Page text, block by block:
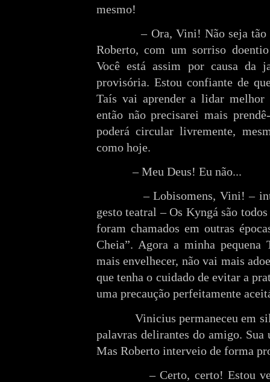
mesmo!
– Ora, Vini! Não seja
Roberto, com um sorriso
Você está assim por causa da
provisória. Estou confiante de
Taís vai aprender a lidar melhor
então não precisarei mais
poderá circular livremente,
como hoje.
– Meu Deus! Eu não...
– Lobisomens, Vini! –
gesto teatral – Os Kyngá são
foram chamados em outras
Cheia”. Agora a minha
mais envelhecer, não vai mais
que tenha o cuidado de evitar a
uma precaução perfeitamente
Vinicius permaneceu em
palavras delirantes do amigo.
Mas Roberto interveio de forma
– Certo, certo! Estou